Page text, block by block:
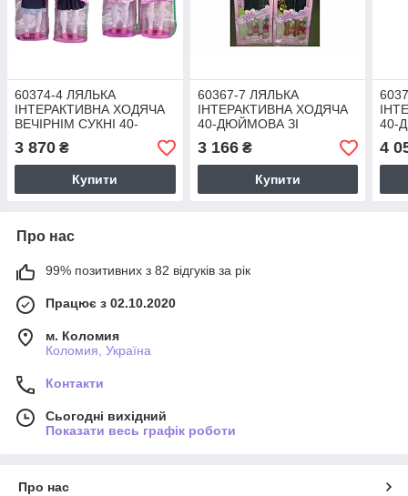
60374-4 ЛЯЛЬКА
ІНТЕРАКТИВНА ХОДЯЧА
ВЕЧІРНІМ СУКНІ 40-
ДЮЙМОВА ЗІ СВІТЛОМ І
МУЗИКОЮ РУХОВИМИ
РУКАМИ НОГАМИ 3
3 870 ₴
Купити
60367-7 ЛЯЛЬКА
ІНТЕРАКТИВНА ХОДЯЧА
40-ДЮЙМОВА ЗІ
СВІТЛОМ І МУЗИКОЮ
РУХОВИМИ РУКАМИ
НОГАМИ 3 МОДЕЛІ
3 166₴
Купити
40-
4
Про нас
99% позитивних з 82 відгуків за рік
Працює з 02.10.2020
м. Коломия
Коломия, Україна
Контакти
Сьогодні вихідний
Показати весь графік роботи
Про нас